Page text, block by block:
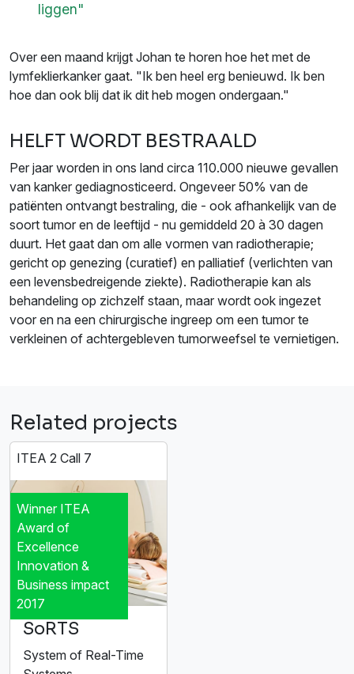
liggen"
Over een maand krijgt Johan te horen hoe het met de
lymfeklierkanker gaat. "Ik ben heel erg benieuwd. Ik ben
hoe dan ook blij dat ik dit heb mogen ondergaan."
HELFT WORDT BESTRAALD
Per jaar worden in ons land circa 110.000 nieuwe gevallen
van kanker gediagnosticeerd. Ongeveer 50% van de
patiënten ontvangt bestraling, die - ook afhankelijk van de
soort tumor en de leeftijd - nu gemiddeld 20 à 30 dagen
duurt. Het gaat dan om alle vormen van radiotherapie;
gericht op genezing (curatief) en palliatief (verlichten van
een levensbedreigende ziekte). Radiotherapie kan als
behandeling op zichzelf staan, maar wordt ook ingezet
voor en na een chirurgische ingreep om een tumor te
verkleinen of achtergebleven tumorweefsel te vernietigen.
Related projects
ITEA 2 Call 7
Winner ITEA
Award of
Excellence
Innovation &
Business impact
2017
SoRTS
System of Real-Time